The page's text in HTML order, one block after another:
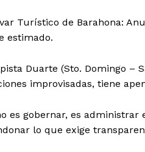
Turístico de Barahona:
estimado.
Duarte (Sto. Domingo –
improvisadas, tiene
es gobernar, es
lo que exige